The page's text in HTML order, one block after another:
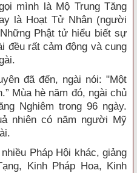
mình là Mộ Trung Tăng
là Hoạt Tử Nhân (người
Phật tử hiểu biết sự
đều rất cảm động và cung
đã đến, ngài nói: "Một
Mùa hè năm đó, ngài chủ
Nghiêm trong 96 ngày.
nhiên có năm người Mỹ
Pháp Hội khác, giảng
Kinh Pháp Hoa, Kinh